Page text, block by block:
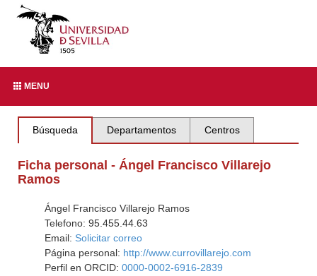
MENU
Búsqueda Departamentos Centros
Ficha personal - Ángel Francisco Villarejo
Ramos
Ángel Francisco Villarejo Ramos
Telefono: 95.455.44.63
Email: Solicitar correo
Página personal: http://www.currovillarejo.com
Perfil en ORCID: 0000-0002-6916-2839